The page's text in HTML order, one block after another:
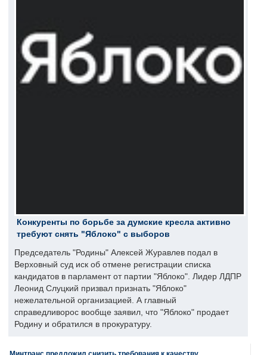
Конкуренты по борьбе за думские кресла активно
требуют снять "Яблоко" с выборов
Председатель "Родины" Алексей Журавлев подал в
Верховный суд иск об отмене регистрации списка
кандидатов в парламент от партии "Яблоко". Лидер ЛДПР
Леонид Слуцкий призвал признать "Яблоко"
нежелательной организацией. А главный
справедливорос вообще заявил, что "Яблоко" продает
Родину и обратился в прокуратуру.